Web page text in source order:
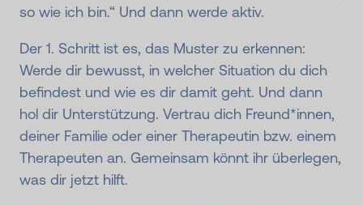
so wie ich bin.“ Und dann werde aktiv.
Der 1. Schritt ist es, das Muster zu erkennen:
Werde dir bewusst, in welcher Situation du dich
befindest und wie es dir damit geht. Und dann
hol dir Unterstützung. Vertrau dich Freund*innen,
deiner Familie oder einer Therapeutin bzw. einem
Therapeuten an. Gemeinsam könnt ihr überlegen,
was dir jetzt hilft.